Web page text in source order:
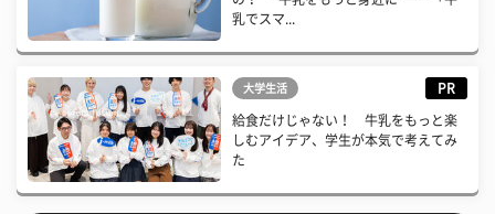
乳でスマ...
大学生活 PR
給食だけじゃない！ 牛乳をもっと楽
しむアイデア、学生が本気で考えてみ
た